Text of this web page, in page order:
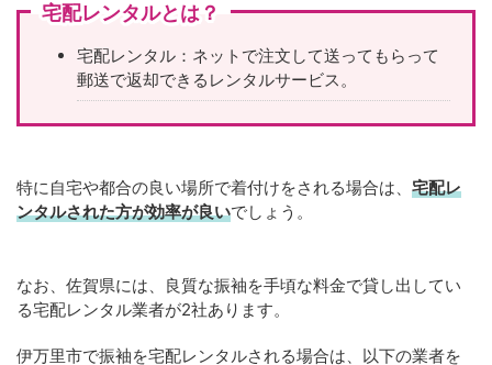
宅配レンタルとは？
宅配レンタル：ネットで注文して送ってもらって
郵送で返却できるレンタルサービス。
特に自宅や都合の良い場所で着付けをされる場合は、 宅配レ
ンタルされた方が効率が良いでしょう。
なお、佐賀県には、良質な振袖を手頃な料金で貸し出してい
る宅配レンタル業者が2社あります。
伊万里市で振袖を宅配レンタルされる場合は、以下の業者を